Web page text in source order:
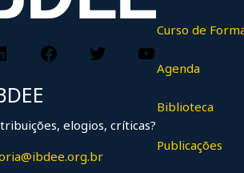
LinkedInFacebook
Twitter
elogios, críticas?
Curso de
Agenda
Biblioteca
Publicações